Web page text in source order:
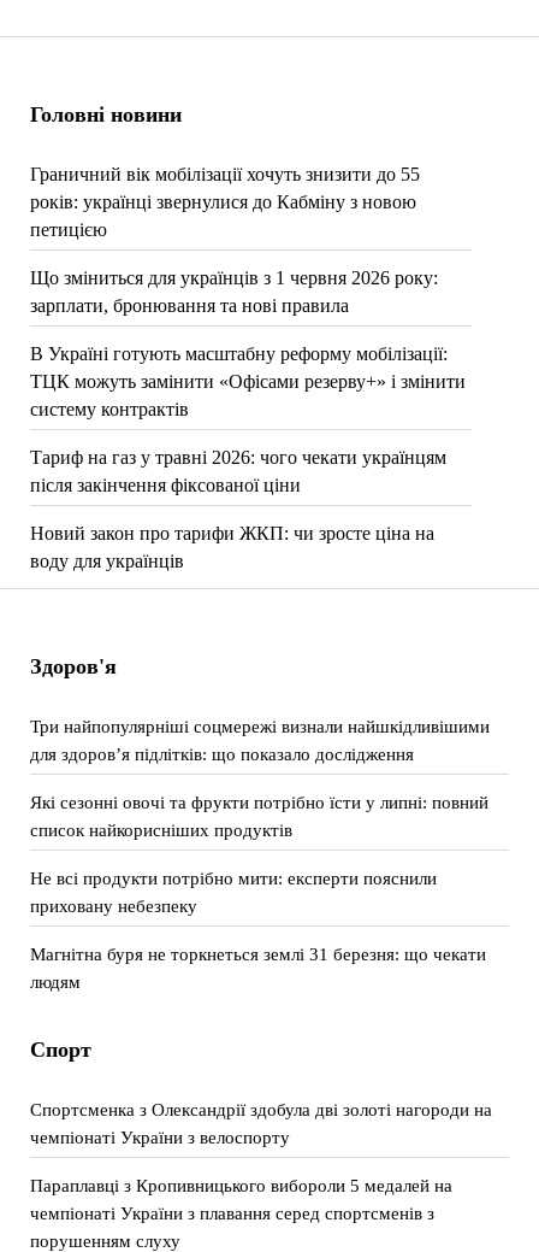
Головні новини
Граничний вік мобілізації хочуть знизити до 55
років: українці звернулися до Кабміну з новою
петицією
Що зміниться для українців з 1 червня 2026 року:
зарплати, бронювання та нові правила
В Україні готують масштабну реформу мобілізації:
ТЦК можуть замінити «Офісами резерву+» і змінити
систему контрактів
Тариф на газ у травні 2026: чого чекати українцям
після закінчення фіксованої ціни
Новий закон про тарифи ЖКП: чи зросте ціна на
воду для українців
Здоров'я
Три найпопулярніші соцмережі визнали найшкідливішими
для здоров’я підлітків: що показало дослідження
Які сезонні овочі та фрукти потрібно їсти у липні: повний
список найкорисніших продуктів
Не всі продукти потрібно мити: експерти пояснили
приховану небезпеку
Магнітна буря не торкнеться землі 31 березня: що чекати
людям
Спорт
Спортсменка з Олександрії здобула дві золоті нагороди на
чемпіонаті України з велоспорту
Параплавці з Кропивницького вибороли 5 медалей на
чемпіонаті України з плавання серед спортсменів з
порушенням слуху